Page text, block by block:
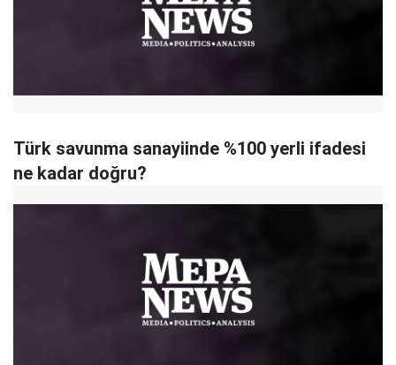
Türk savunma sanayiinde %100 yerli ifadesi
ne kadar doğru?